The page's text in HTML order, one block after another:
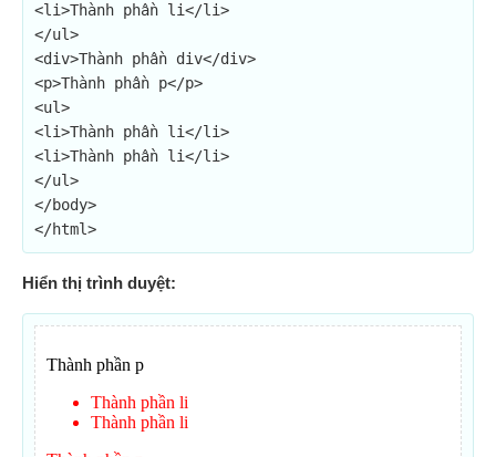
<li>Thành phần li</li>
</ul>
<div>Thành phần div</div>
<p>Thành phần p</p>
<ul>
<li>Thành phần li</li>
<li>Thành phần li</li>
</ul>
</body>
</html>
Hiển thị trình duyệt: